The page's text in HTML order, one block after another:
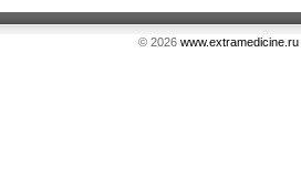
© 2026 www.extramedicine.ru